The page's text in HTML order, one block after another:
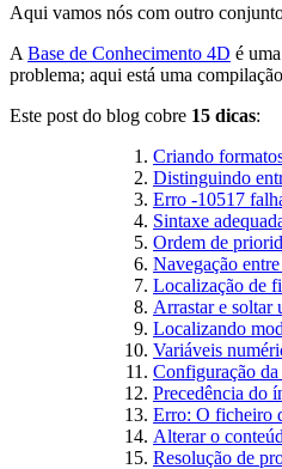
Aqui vamos nós com outro
A Base de Conhecimento 4D é
problema; aqui está uma
Este post do blog cobre 15 dicas:
Criando
Distinguindo
Erro -10517
Sintaxe
Ordem de
Navegação
Localização de
Arrastar e
Localizando
Variáveis
Configuração
Precedência do
Erro: O ficheiro
Alterar o
Resolução de